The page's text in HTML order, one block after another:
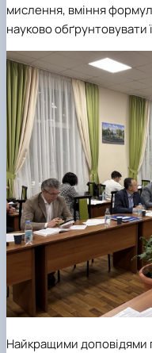
мислення, вміння
науково обґрунтовувати
Найкращими доповідями